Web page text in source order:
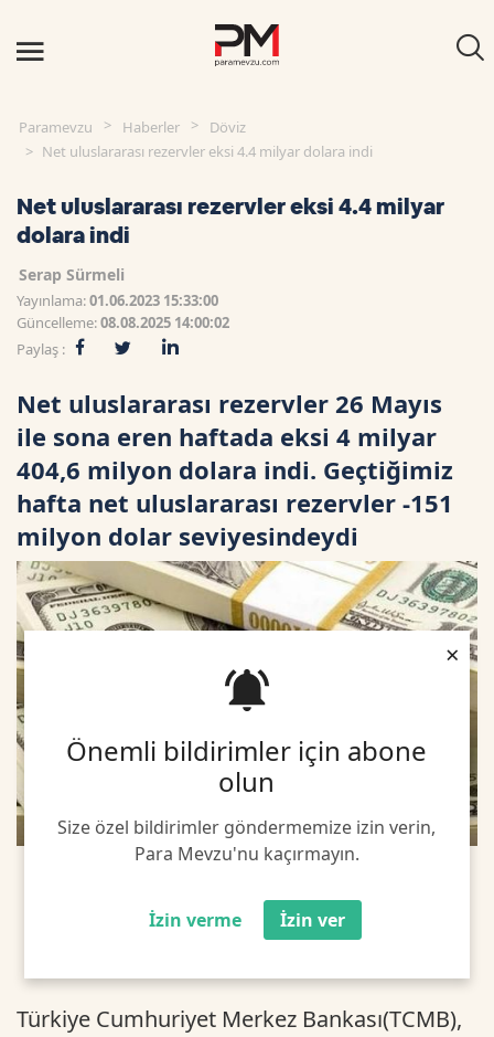
Önemli bildirimler için abone
olun
Size özel bildirimler göndermemize izin verin,
Para Mevzu'nu kaçırmayın.
İzin verme İzin ver
×
Paramevzu Haberler
Döviz
Net uluslararası rezervler eksi 4.4 milyar dolara indi
Net uluslararası rezervler eksi 4.4 milyar
dolara indi
Serap Sürmeli
Yayınlama:01.06.2023 15:33:00
Güncelleme:08.08.2025 14:00:02
Paylaş :
Net uluslararası rezervler 26 Mayıs
ile sona eren haftada eksi 4 milyar
404,6 milyon dolara indi. Geçtiğimiz
hafta net uluslararası rezervler -151
milyon dolar seviyesindeydi
Türkiye Cumhuriyet Merkez Bankası(TCMB),